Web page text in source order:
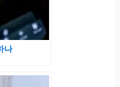
나